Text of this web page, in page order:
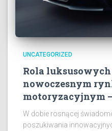
UNCATEGORIZED
Rola
nowoczesnym
motoryzacyjnym
W dobie rosnącej
poszukiwania